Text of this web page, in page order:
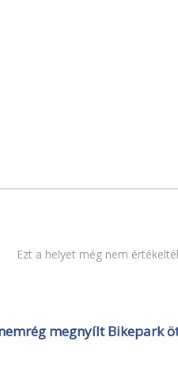
Ezt a helyet még nem
megnyílt Bikepark